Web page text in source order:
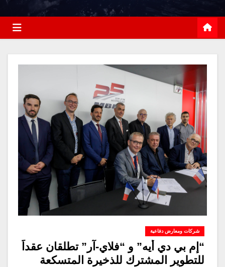
شركات ومعارض دفاعية
“إم بي دي أيه” و “فلاي-آر” تطلقان عقداً
للتطوير المشترك للذخيرة المتسكعة